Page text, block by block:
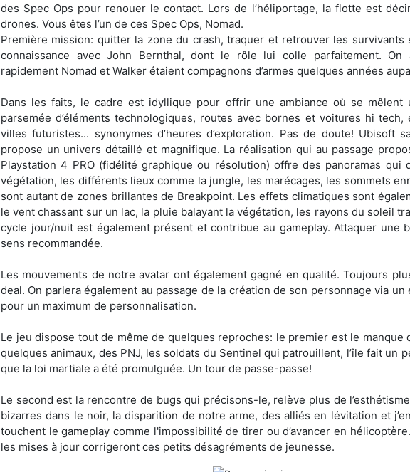
des Spec Ops pour renouer le contact. Lors de l’héliportage, la flotte est
drones. Vous êtes l’un de ces Spec Ops, Nomad.
Première mission: quitter la zone du crash, traquer et retrouver les survivants
connaissance avec John Bernthal, dont le rôle lui colle parfaitement. On
rapidement Nomad et Walker étaient compagnons d’armes quelques années
Dans les faits, le cadre est idyllique pour offrir une ambiance où se mêlent
parsemée d’éléments technologiques, routes avec bornes et voitures hi tech,
villes futuristes... synonymes d’heures d’exploration. Pas de doute! Ubisoft
propose un univers détaillé et magnifique. La réalisation qui au passage
Playstation 4 PRO (fidélité graphique ou résolution) offre des panoramas qui
végétation, les différents lieux comme la jungle, les marécages, les sommets
sont autant de zones brillantes de Breakpoint. Les effets climatiques sont
le vent chassant sur un lac, la pluie balayant la végétation, les rayons du soleil
cycle jour/nuit est également présent et contribue au gameplay. Attaquer une
sens recommandée.
Les mouvements de notre avatar ont également gagné en qualité. Toujours
deal. On parlera également au passage de la création de son personnage via
pour un maximum de personnalisation.
Le jeu dispose tout de même de quelques reproches: le premier est le manque
quelques animaux, des PNJ, les soldats du Sentinel qui patrouillent, l’île fait un
que la loi martiale a été promulguée. Un tour de passe-passe!
Le second est la rencontre de bugs qui précisons-le, relève plus de
bizarres dans le noir, la disparition de notre arme, des alliés en lévitation et
touchent le gameplay comme l'impossibilité de tirer ou d’avancer en
les mises à jour corrigeront ces petits désagréments de jeunesse.